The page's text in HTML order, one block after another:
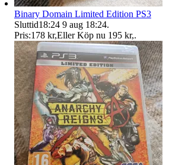
Binary Domain Limited Edition PS3
Sluttid18:24 9 aug 18:24.
Pris:178 kr,Eller Köp nu 195 kr,.